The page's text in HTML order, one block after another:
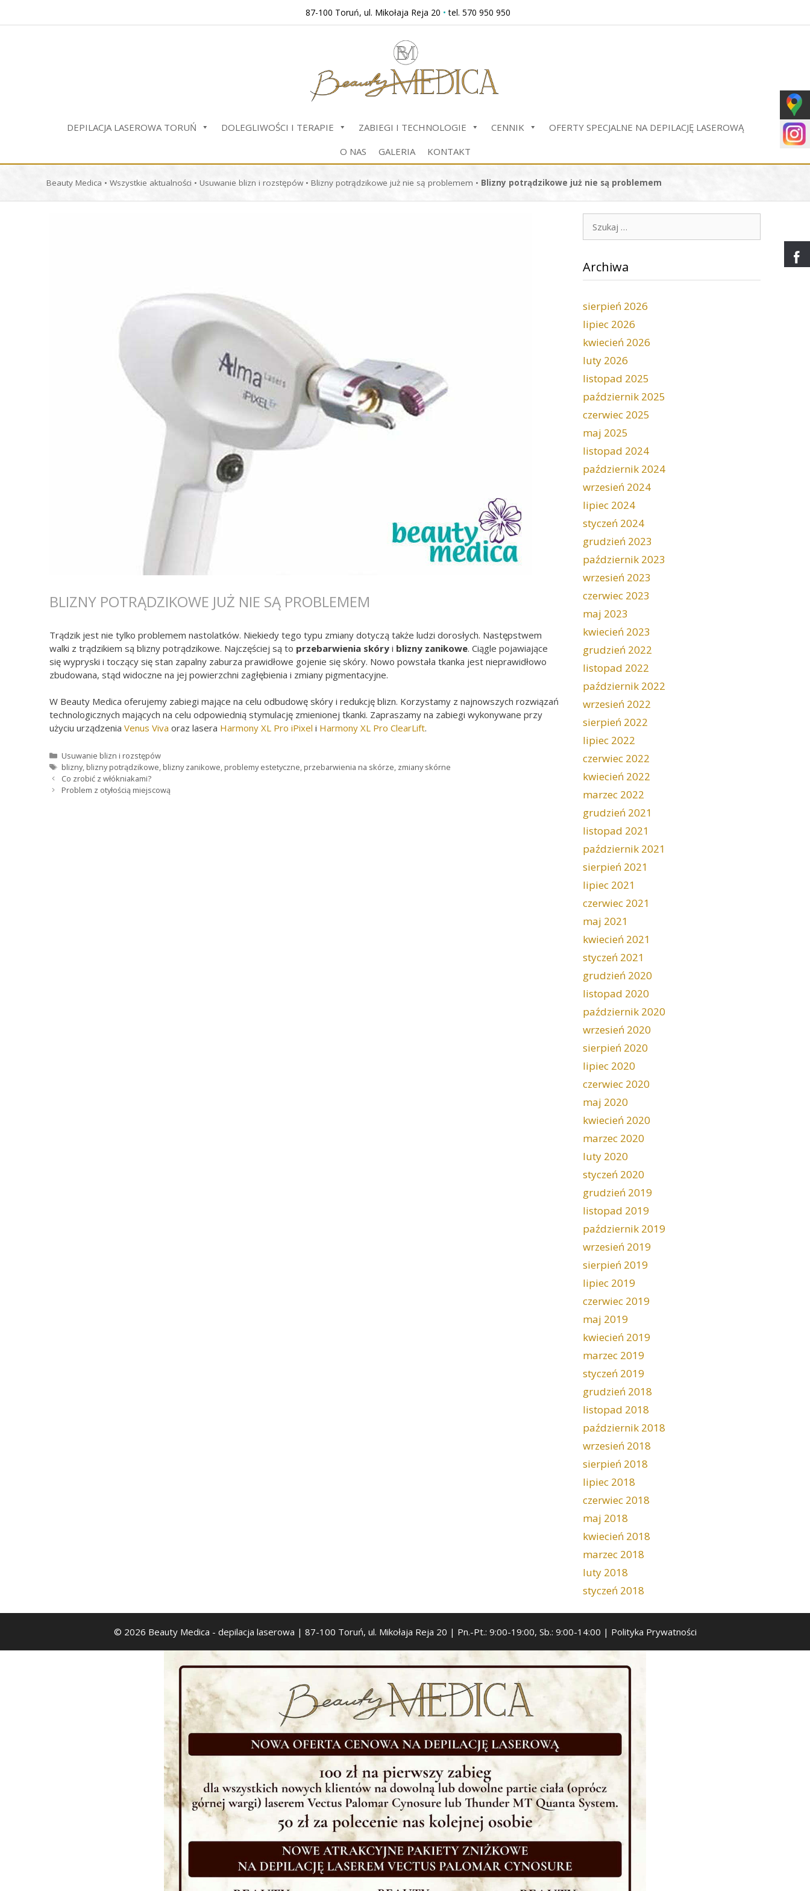
87-100 Toruń, ul. Mikołaja Reja 20 • tel. 570 950 950
DEPILACJA LASEROWA TORUŃ DOLEGLIWOŚCI I TERAPIE ZABIEGI I TECHNOLOGIE CENNIK
OFERTY SPECJALNE NA DEPILACJĘ LASEROWĄ
O NAS
GALERIA KONTAKT
Beauty Medica • Wszystkie aktualności • Usuwanie blizn i rozstępów• Blizny potrądzikowe już nie są problemem • Blizny potrądzikowe już nie są problemem
BLIZNY POTRĄDZIKOWE JUŻ NIE SĄ PROBLEMEM
Trądzik jest nie tylko problemem nastolatków. Niekiedy tego typu zmiany dotyczą także ludzi dorosłych. Następstwem
walki z trądzikiem są blizny potrądzikowe. Najczęściej są to przebarwienia skóry i blizny zanikowe. Ciągle pojawiające
się wypryski i toczący się stan zapalny zaburza prawidłowe gojenie się skóry. Nowo powstała tkanka jest nieprawidłowo
zbudowana, stąd widoczne na jej powierzchni zagłębienia i zmiany pigmentacyjne.
W Beauty Medica oferujemy zabiegi mające na celu odbudowę skóry i redukcję blizn. Korzystamy z najnowszych rozwiązań
technologicznych mających na celu odpowiednią stymulację zmienionej tkanki. Zapraszamy na zabiegi wykonywane przy
użyciu urządzenia Venus Viva oraz lasera Harmony XL Pro iPixel i Harmony XL Pro ClearLift.
Kategorie
Usuwanie blizn i rozstępów
Tagi
blizny, blizny potrądzikowe, blizny zanikowe, problemy estetyczne, przebarwienia na skórze, zmiany skórne
Co zrobić z włókniakami?
Problem z otyłością miejscową
Szukaj:
Archiwa
sierpień 2026
lipiec 2026
kwiecień 2026
luty 2026
listopad 2025
październik 2025
czerwiec 2025
maj 2025
listopad 2024
październik 2024
wrzesień 2024
lipiec 2024
styczeń 2024
grudzień 2023
październik 2023
wrzesień 2023
czerwiec 2023
maj 2023
kwiecień 2023
grudzień 2022
listopad 2022
październik 2022
wrzesień 2022
sierpień 2022
lipiec 2022
czerwiec 2022
kwiecień 2022
marzec 2022
grudzień 2021
listopad 2021
październik 2021
sierpień 2021
lipiec 2021
czerwiec 2021
maj 2021
kwiecień 2021
styczeń 2021
grudzień 2020
listopad 2020
październik 2020
wrzesień 2020
sierpień 2020
lipiec 2020
czerwiec 2020
maj 2020
kwiecień 2020
marzec 2020
luty 2020
styczeń 2020
grudzień 2019
listopad 2019
październik 2019
wrzesień 2019
sierpień 2019
lipiec 2019
czerwiec 2019
maj 2019
kwiecień 2019
marzec 2019
styczeń 2019
grudzień 2018
listopad 2018
październik 2018
wrzesień 2018
sierpień 2018
lipiec 2018
czerwiec 2018
maj 2018
kwiecień 2018
marzec 2018
luty 2018
styczeń 2018
© 2026 Beauty Medica - depilacja laserowa | 87-100 Toruń, ul. Mikołaja Reja 20 | Pn.-Pt.: 9:00-19:00, Sb.: 9:00-14:00 | Polityka Prywatności